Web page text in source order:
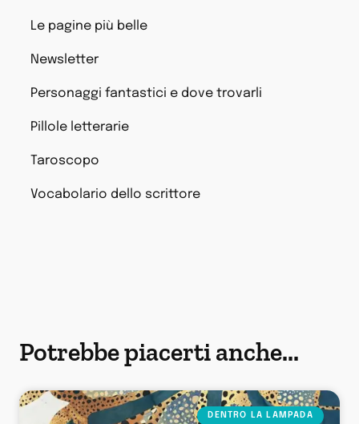
Le pagine più belle
Newsletter
Personaggi fantastici e dove trovarli
Pillole letterarie
Taroscopo
Vocabolario dello scrittore
Potrebbe piacerti anche...
DENTRO LA LAMPADA